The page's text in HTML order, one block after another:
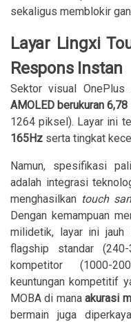
sekaligus memblokir
Layar Lingxi
Respons Instan
Sektor visual
AMOLED berukuran
1264 piksel). Layar ini
165Hz serta tingkat
Namun, spesifikasi
adalah integrasi
menghasilkan touch
Dengan kemampuan
milidetik, layar ini jauh
flagship standar
kompetitor (1000-
keuntungan kompetitif
MOBA di manaakurasi
bermain juga